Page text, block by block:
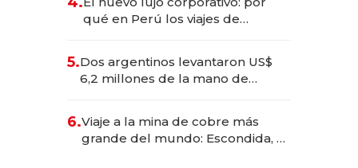
qué en Perú los viajes de
para convertirse en experiencias
transformadoras
5.Dos argentinos levantaron US$
6,2 millones de la mano de
6.Viaje a la mina de cobre más
grande del mundo: Escondida, el